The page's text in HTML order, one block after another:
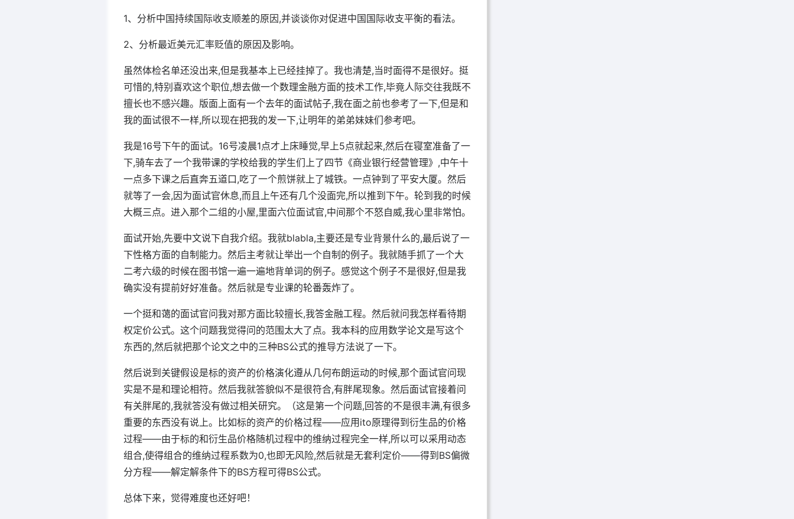
1、分析中国持续国际收支顺差的原因,并谈谈你对促进中国国际收支平衡的看法。
2、分析最近美元汇率贬值的原因及影响。
虽然体检名单还没出来,但是我基本上已经挂掉了。我也清楚,当时面得不是很好。挺
可惜的,特别喜欢这个职位,想去做一个数理金融方面的技术工作,毕竟人际交往我既不
擅长也不感兴趣。版面上面有一个去年的面试帖子,我在面之前也参考了一下,但是和
我的面试很不一样,所以现在把我的发一下,让明年的弟弟妹妹们参考吧。
我是16号下午的面试。16号凌晨1点才上床睡觉,早上5点就起来,然后在寝室准备了一
下,骑车去了一个我带课的学校给我的学生们上了四节《商业银行经营管理》,中午十
一点多下课之后直奔五道口,吃了一个煎饼就上了城铁。一点钟到了平安大厦。然后
就等了一会,因为面试官休息,而且上午还有几个没面完,所以推到下午。轮到我的时候
大概三点。进入那个二组的小屋,里面六位面试官,中间那个不怒自威,我心里非常怕。
面试开始,先要中文说下自我介绍。我就blabla,主要还是专业背景什么的,最后说了一
下性格方面的自制能力。然后主考就让举出一个自制的例子。我就随手抓了一个大
二考六级的时候在图书馆一遍一遍地背单词的例子。感觉这个例子不是很好,但是我
确实没有提前好好准备。然后就是专业课的轮番轰炸了。
一个挺和蔼的面试官问我对那方面比较擅长,我答金融工程。然后就问我怎样看待期
权定价公式。这个问题我觉得问的范围太大了点。我本科的应用数学论文是写这个
东西的,然后就把那个论文之中的三种BS公式的推导方法说了一下。
然后说到关键假设是标的资产的价格演化遵从几何布朗运动的时候,那个面试官问现
实是不是和理论相符。然后我就答貌似不是很符合,有胖尾现象。然后面试官接着问
有关胖尾的,我就答没有做过相关研究。（这是第一个问题,回答的不是很丰满,有很多
重要的东西没有说上。比如标的资产的价格过程——应用ito原理得到衍生品的价格
过程——由于标的和衍生品价格随机过程中的维纳过程完全一样,所以可以采用动态
组合,使得组合的维纳过程系数为0,也即无风险,然后就是无套利定价——得到BS偏微
分方程——解定解条件下的BS方程可得BS公式。
总体下来，觉得难度也还好吧！